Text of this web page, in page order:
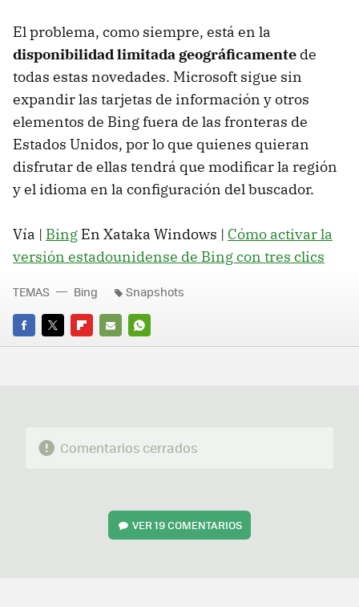
El problema, como siempre, está en la
disponibilidad limitada geográficamente de
todas estas novedades. Microsoft sigue sin
expandir las tarjetas de información y otros
elementos de Bing fuera de las fronteras de
Estados Unidos, por lo que quienes quieran
disfrutar de ellas tendrá que modificar la región
y el idioma en la configuración del buscador.
Vía | Bing En Xataka Windows | Cómo activar la
versión estadounidense de Bing con tres clics
FACEBOOK
TWITTERFLIPBOARD
E-
WHATSAPP
TEMAS Bing Snapshots
Comentarios cerrados
VER19 COMENTARIOS